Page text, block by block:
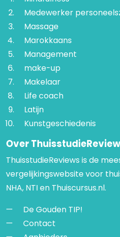
Medewerker
Massage
Marokkaans
Management
make-up
Makelaar
Life coach
Latijn
Kunstgeschiedenis
Over
ThuisstudieReviews is de
vergelijkingswebsite voor
NHA, NTI en Thuiscursus.nl.
De Gouden TIP!
Contact